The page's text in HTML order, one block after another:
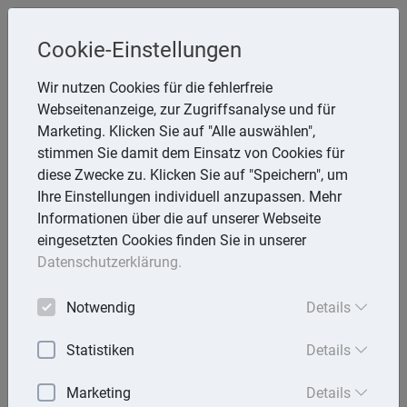
Melzer, StB
Storchsnest 6, 74535 Mainhardt
Telefon: 7903 7736
E-Mail:rathmann.melzer@t-online.de
Lexika
Volltext-Suche in den Lexika
Cookie-Einstellungen
Wir nutzen Cookies für die fehlerfreie
Webseitenanzeige, zur Zugriffsanalyse und für
Marketing. Klicken Sie auf "Alle auswählen",
stimmen Sie damit dem Einsatz von Cookies für
diese Zwecke zu. Klicken Sie auf "Speichern", um
Ihre Einstellungen individuell anzupassen. Mehr
Informationen über die auf unserer Webseite
eingesetzten Cookies finden Sie in unserer
Datenschutzerklärung.
Notwendig Details
Statistiken Details
Marketing Details